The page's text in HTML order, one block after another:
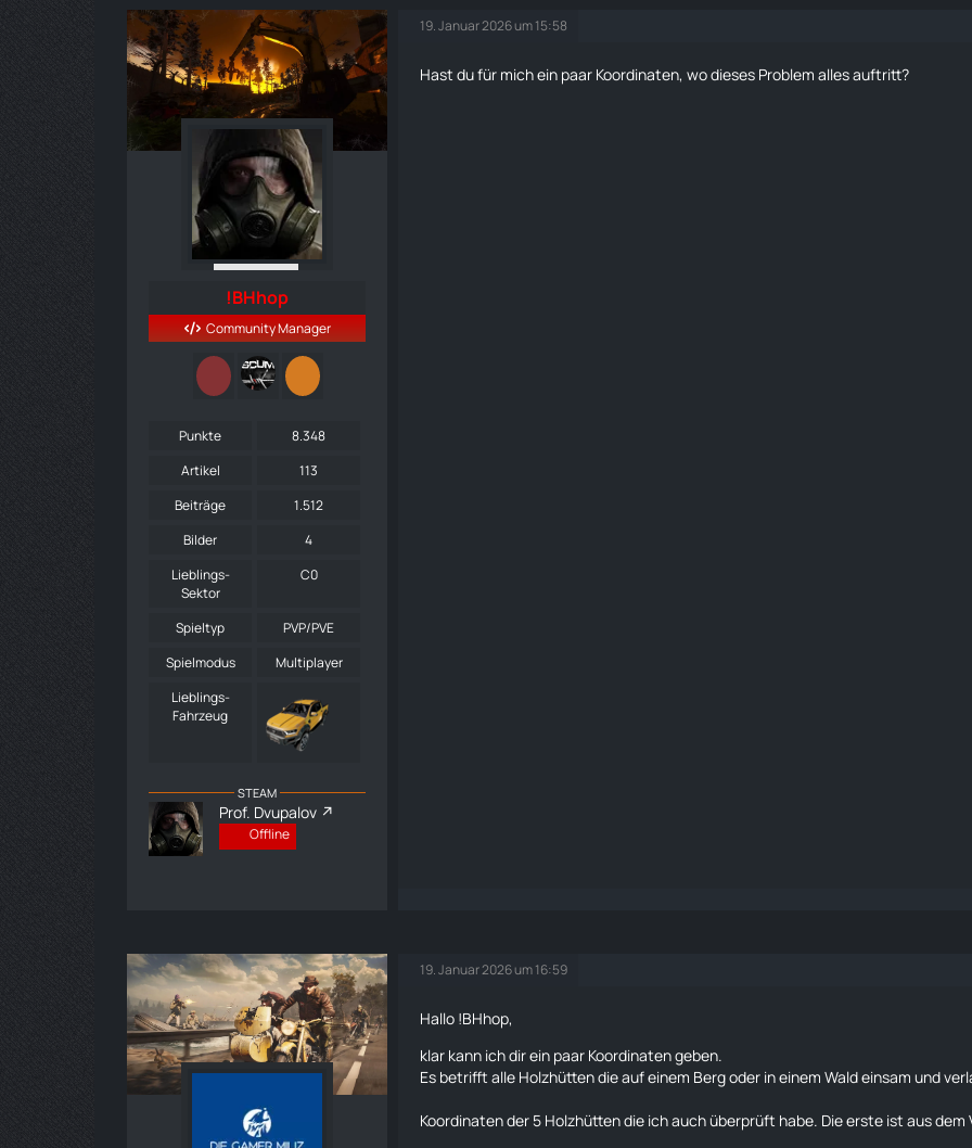
!BHhop
Community Manager
Punkte
8.348
Artikel
113
Beiträge
1.512
Bilder
4
Lieblings-
Sektor
C0
Spieltyp
PVP/PVE
Spielmodus
Multiplayer
Lieblings-
Fahrzeug
STEAM
Prof. Dvupalov
Offline
19. Januar 2026 um 15:58
Hast du für mich ein paar Koordinaten, wo dieses Problem alles auftritt?
19. Januar 2026 um 16:59
Hallo !BHhop,
klar kann ich dir ein paar Koordinaten geben.
Es betrifft alle Holzhütten die auf einem Berg oder in einem Wald einsam und
Koordinaten der 5 Holzhütten die ich auch überprüft habe. Die erste ist aus